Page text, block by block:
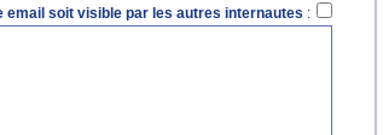
email soit visible par les autres internautes :